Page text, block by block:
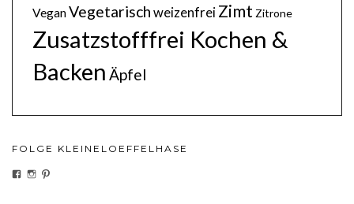
VeganVegetarisch weizenfrei Zimt Zitrone
Zusatzstofffrei Kochen &
Backen Äpfel
FOLGE KLEINELOEFFELHASE
PROFIL
PROFIL